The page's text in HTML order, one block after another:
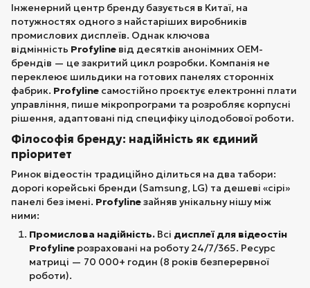
Інженерний центр бренду базується в Китаї, на
потужностях одного з найстаріших виробників
промислових дисплеїв. Однак ключова
відмінність Profyline від десятків анонімних OEM-
брендів — це закритий цикл розробки. Компанія не
переклеює шильдики на готових панелях сторонніх
фабрик. Profyline самостійно проєктує електронні плати
управління, пише мікропрограми та розробляє корпусні
рішення, адаптовані під специфіку цілодобової роботи.
Філософія бренду: надійність як єдиний
пріоритет
Ринок відеостін традиційно ділиться на два табори:
дорогі корейські бренди (Samsung, LG) та дешеві «сірі»
панелі без імені. Profylineзайняв унікальну нішу між
ними:
Промислова надійність. Всі дисплеї для відеостін
Profyline розраховані на роботу 24/7/365. Ресурс
матриці — 70 000+ годин (8 років безперервної
роботи).